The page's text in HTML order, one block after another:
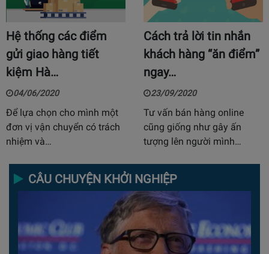
Hệ thống các điểm
gửi giao hàng tiết
kiệm Hà…
04/06/2020
Để lựa chọn cho mình một
đơn vị vận chuyển có trách
nhiệm và…
Cách trả lời tin nhắn
khách hàng “ăn điểm”
ngay…
23/09/2020
Tư vấn bán hàng online
cũng giống như gây ấn
tượng lên người mình…
CÂU CHUYỆN KHỞI NGHIỆP